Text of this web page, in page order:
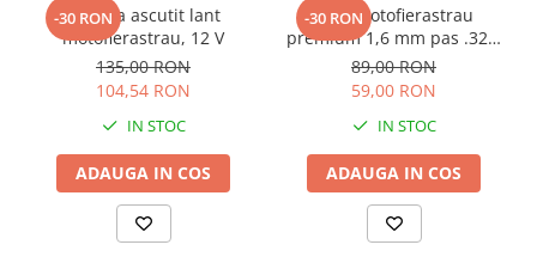
-30 RON
Masina ascutit lant
motofierastrau, 12 V
135,00 RON
104,54 RON
IN STOC
ADAUGA IN COS
-30 RON
Lant motofierastrau
premium 1,6 mm pas .325,
63 zale, (dinti titan)
89,00 RON
59,00 RON
IN STOC
ADAUGA IN COS